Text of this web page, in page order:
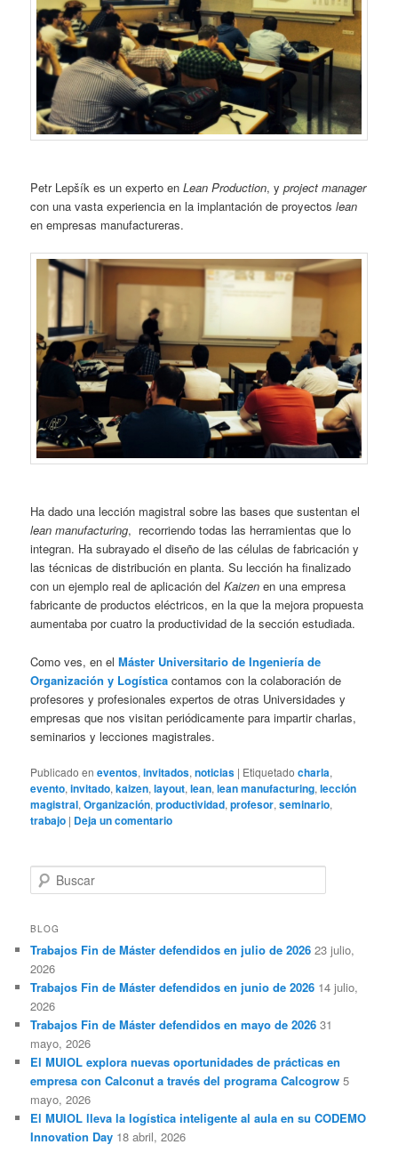
Petr Lepšík es un experto enLean Production, yproject manager
con una vasta experiencia en la implantación de proyectoslean
en empresas manufactureras.
Ha dado una lección magistral sobre las bases que sustentan el
lean manufacturing, recorriendo todas las herramientas que lo
integran. Ha subrayado el diseño de las células de fabricación y
las técnicas de distribución en planta. Su lección ha finalizado
con un ejemplo real de aplicación delKaizen en una empresa
fabricante de productos eléctricos, en la que la mejora propuesta
aumentaba por cuatro la productividad de la sección estudiada.
Como ves, en elMáster Universitario de Ingeniería de
Organización y Logística contamos con la colaboración de
profesores y profesionales expertos de otras Universidades y
empresas que nos visitan periódicamente para impartir charlas,
seminarios y lecciones magistrales.
Publicado en eventos,invitados,noticias | Etiquetado charla,
evento,invitado,kaizen,layout,lean,lean manufacturing,lección
magistral,Organización,productividad,profesor,seminario,
trabajo | Deja un comentario
u
c
r
BLOG
Trabajos Fin de Máster defendidos en julio de 2026 23 julio,
2026
Trabajos Fin de Máster defendidos en junio de 2026 14 julio,
2026
Trabajos Fin de Máster defendidos en mayo de 2026 31
mayo, 2026
El MUIOL explora nuevas oportunidades de prácticas en
empresa con Calconut a través del programa Calcogrow 5
mayo, 2026
El MUIOL lleva la logística inteligente al aula en su CODEMO
Innovation Day 18 abril, 2026